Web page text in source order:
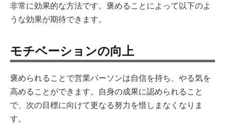
非常に効果的な方法です。褒めることによって以下のよ
うな効果が期待できます。
モチベーションの向上
褒められることで営業パーソンは自信を持ち、やる気を
高めることができます。自身の成果に認められること
で、次の目標に向けて更なる努力を惜しまなくなりま
す。